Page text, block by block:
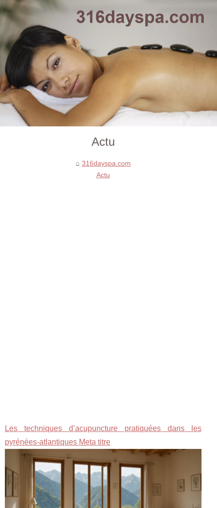
Actu
316dayspa.com
Actu
Les techniques d’acupuncture pratiquées dans les
pyrénées-atlantiques Meta titre